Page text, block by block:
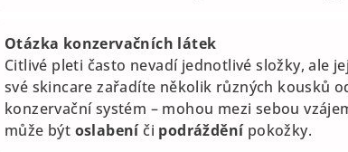
Otázka konzervačních látek
Citlivé pleti často nevadí jednotlivé složky, ale
své skincare zařadíte několik různých kousků
konzervační systém – mohou mezi sebou
může být oslabeníči podrážděnípokožky.